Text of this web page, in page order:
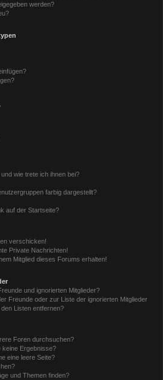
werden?
wie trete ich ihnen bei?
farbig dargestellt?
auf der Startseite?
verschicken!
Private Nachrichten!
Mitglied dieses Forums erhalten!
und ignorierten Mitglieder?
Freunde oder zur Liste der ignorierten Mitglieder
Listen entfernen?
Foren durchsuchen?
keine Ergebnisse?
eine leere Seite?
und Themen finden?